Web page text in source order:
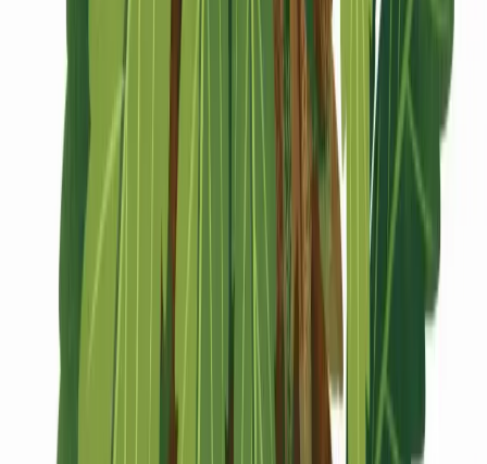
Cannabis Karte